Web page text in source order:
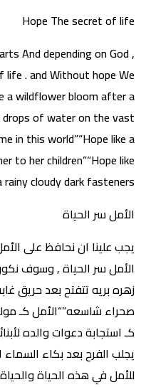
Hope The secret of life
And depending on God ,
life . and Without hope We
a wildflower bloom after a
drops of water on the vast
in this world”“Hope like a
to her children”“Hope like
cloudy dark fasteners”.
الأمل سر الحياة
يجب علينا ان نحافظ على
الأمل سر الحياة , وسوف
زهره بريه تتفتح بعد حريق
صحراء شاسعه”“الأمل كـ
كـ استجابة دعوات والده
يجلب الفرح بعد بكاء السماء
للأمل في هذه الحياة